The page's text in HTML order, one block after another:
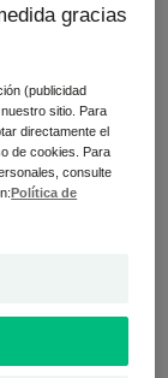
Spray
invisible
SPF50+
gracias
(publicidad
sitio. Para
directamente el
de cookies. Para
consulte
Política de